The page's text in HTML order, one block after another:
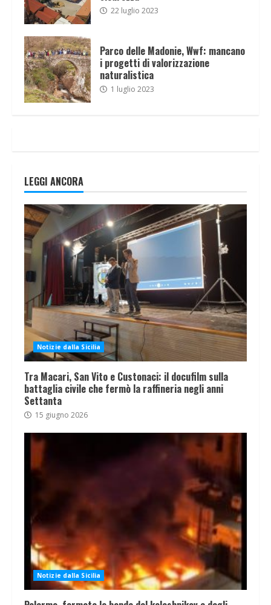
22 luglio 2023
Parco delle Madonie, Wwf: mancano
i progetti di valorizzazione
naturalistica
1 luglio 2023
LEGGI ANCORA
Notizie dalla Sicilia
Tra Macari, San Vito e Custonaci: il docufilm sulla
battaglia civile che fermò la raffineria negli anni
Settanta
15 giugno 2026
Notizie dalla Sicilia